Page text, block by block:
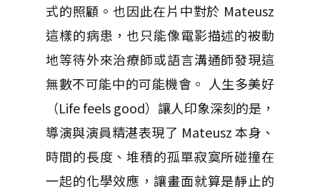
式的照顧。也因此在片中對於 Mateusz
這樣的病患，也只能像電影描述的被動
地等待外來治療師或語言溝通師發現這
無數不可能中的可能機會。 人生多美好
（Life feels good）讓人印象深刻的是，
導演與演員精湛表現了 Mateusz 本身、
時間的長度、堆積的孤單寂寞所碰撞在
一起的化學效應，讓畫面就算是靜止的